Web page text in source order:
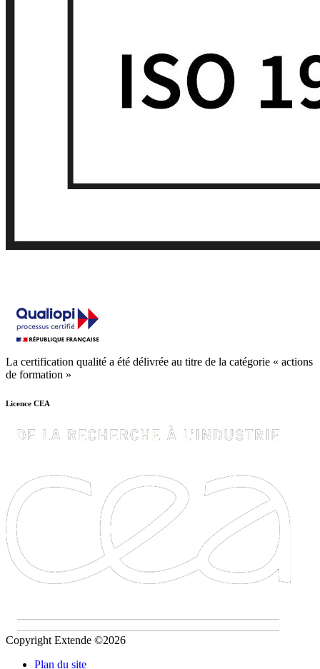
La certification qualité a été délivrée au titre de la catégorie « actions
de formation »
Licence CEA
Copyright Extende ©2026
Plan du site